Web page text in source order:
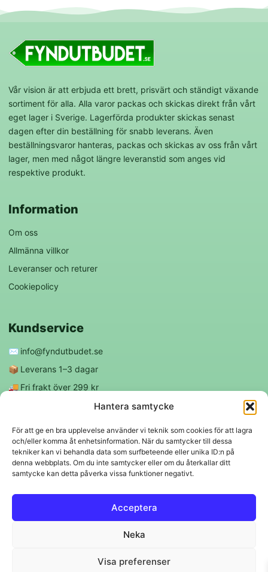
Hantera samtycke
För att ge en bra upplevelse använder vi teknik som cookies för att lagra
och/eller komma åt enhetsinformation. När du samtycker till dessa
tekniker kan vi behandla data som surfbeteende eller unika ID:n på
denna webbplats. Om du inte samtycker eller om du återkallar ditt
samtycke kan detta påverka vissa funktioner negativt.
Acceptera
Neka
Visa preferenser
Vår vision är att erbjuda ett brett, prisvärt och ständigt växande
sortiment för alla. Alla varor packas och skickas direkt från vårt
eget lager i Sverige. Lagerförda produkter skickas senast
dagen efter din beställning för snabb leverans. Även
beställningsvaror hanteras, packas och skickas av oss från vårt
lager, men med något längre leveranstid som anges vid
respektive produkt.
Information
Om oss
Allmänna villkor
Leveranser och returer
Cookiepolicy
Kundservice
✉️ info@fyndutbudet.se
📦 Leverans 1–3 dagar
🚚 Fri frakt över 299 kr
Följ oss
f ◎
Swish